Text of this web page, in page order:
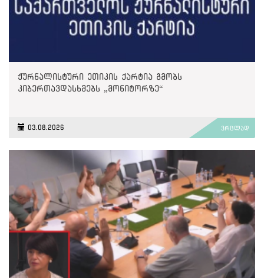
ჟურნალისტური ეთიკის ქარტია გმობს
კიბერთავდასხმებს „მონიტორზე“
03.08.2026 ვრცლად